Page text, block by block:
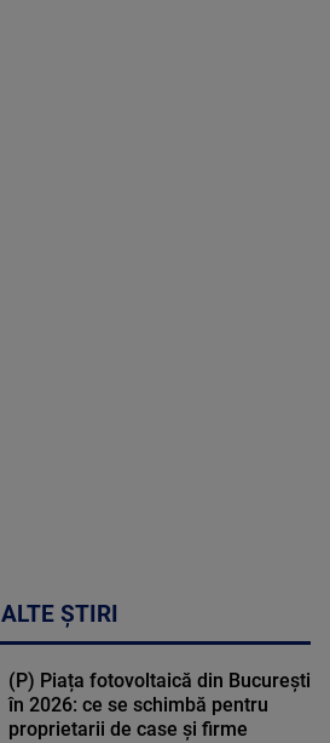
ALTE ȘTIRI
(P) Piața fotovoltaică din București
în 2026: ce se schimbă pentru
proprietarii de case și firme